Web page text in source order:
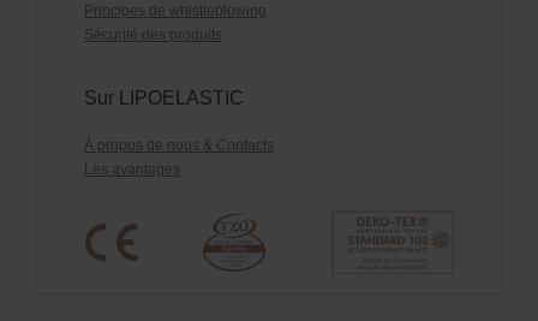
Principes de whistleblowing
Sécurité des produits
Sur LIPOELASTIC
À propos de nous & Contacts
Les avantages